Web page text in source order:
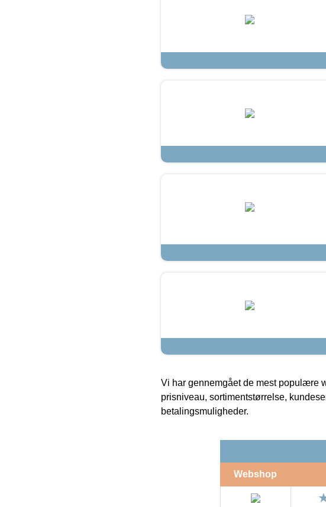
Vi har gennemgået de mest populære
prisniveau, sortimentstørrelse,
betalingsmuligheder.
Webshop